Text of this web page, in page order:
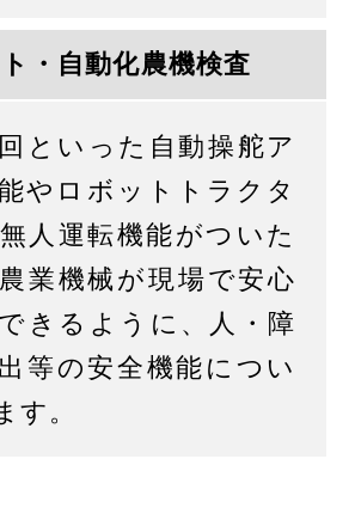
・自動化農機検査
といった自動操舵ア
やロボットトラクタ
人運転機能がついた
業機械が現場で安心
きるように、人・障
等の安全機能につい
す。